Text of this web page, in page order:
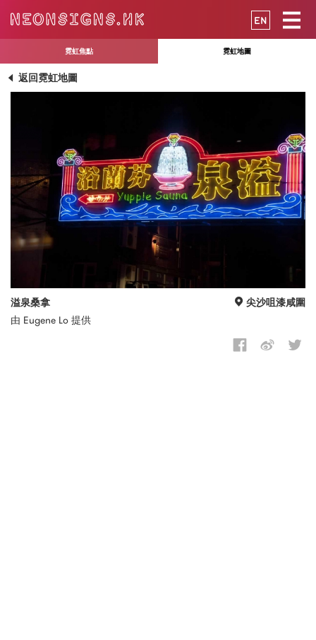
EN
霓虹焦點 霓虹地圖
返回霓虹地圖
溢泉桑拿
尖沙咀漆咸圍
由 Eugene Lo 提供